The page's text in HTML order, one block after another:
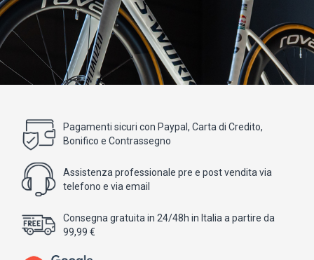
Pagamenti sicuri con Paypal, Carta di Credito,
Bonifico e Contrassegno
Assistenza professionale pre e post vendita via
telefono e via email
Consegna gratuita in 24/48h in Italia a partire da
99,99 €